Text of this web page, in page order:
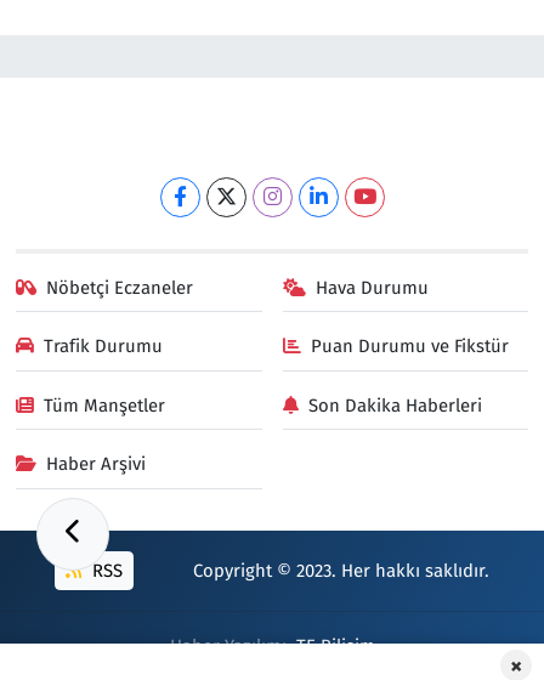
×
Nöbetçi Eczaneler Hava Durumu
Trafik Durumu Puan Durumu ve Fikstür
Tüm Manşetler Son Dakika Haberleri
Haber Arşivi
RSS Copyright © 2023. Her hakkı saklıdır.
Haber Yazılımı:TE Bilişim